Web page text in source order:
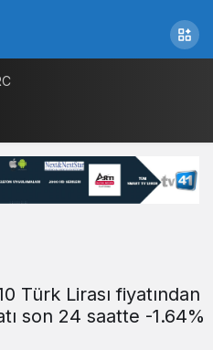
Türk Lirası fiyatından
son 24 saatte -1.64%